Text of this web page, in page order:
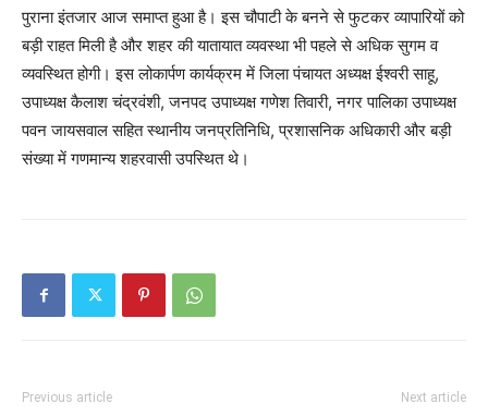
पुराना इंतजार आज समाप्त हुआ है। इस चौपाटी के बनने से फुटकर व्यापारियों को
बड़ी राहत मिली है और शहर की यातायात व्यवस्था भी पहले से अधिक सुगम व
व्यवस्थित होगी। इस लोकार्पण कार्यक्रम में जिला पंचायत अध्यक्ष ईश्वरी साहू,
उपाध्यक्ष कैलाश चंद्रवंशी, जनपद उपाध्यक्ष गणेश तिवारी, नगर पालिका उपाध्यक्ष
पवन जायसवाल सहित स्थानीय जनप्रतिनिधि, प्रशासनिक अधिकारी और बड़ी
संख्या में गणमान्य शहरवासी उपस्थित थे।
Previous article Next article